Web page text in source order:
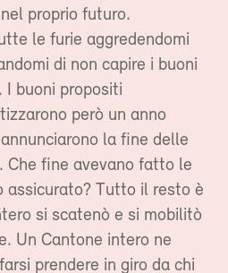
nel proprio futuro.
le furie aggredendomi
di non capire i buoni
I buoni propositi
però un anno
la fine delle
Che fine avevano fatto le
assicurato? Tutto il resto è
si scatenò e si mobilitò
Un Cantone intero ne
prendere in giro da chi